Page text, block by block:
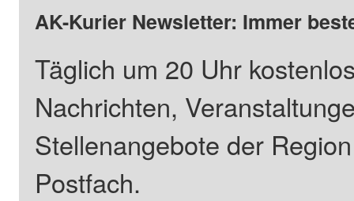
AK-Kurier Newsletter: Immer
Täglich um 20 Uhr
Nachrichten,
Stellenangebote der
Postfach.